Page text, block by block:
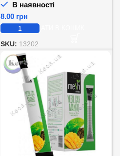
В наявності
грн
SKU: 13202